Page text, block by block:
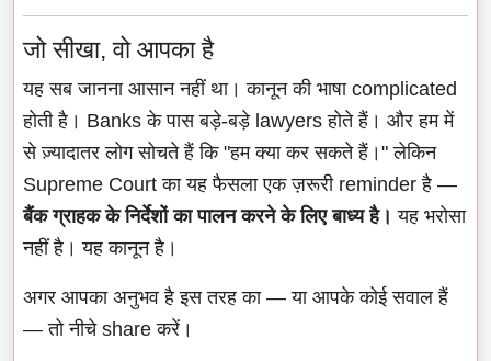
जो सीखा, वो आपका है
यह सब जानना आसान नहीं था। कानून की भाषा complicated
होती है। Banks के पास बड़े-बड़े lawyers होते हैं। और हम में
से ज़्यादातर लोग सोचते हैं कि "हम क्या कर सकते हैं।" लेकिन
Supreme Court का यह फैसला एक ज़रूरी reminder है —
बैंक ग्राहक के निर्देशों का पालन करने के लिए बाध्य है। यह भरोसा
नहीं है। यह कानून है।
अगर आपका अनुभव है इस तरह का — या आपके कोई सवाल हैं
— तो नीचे share करें।